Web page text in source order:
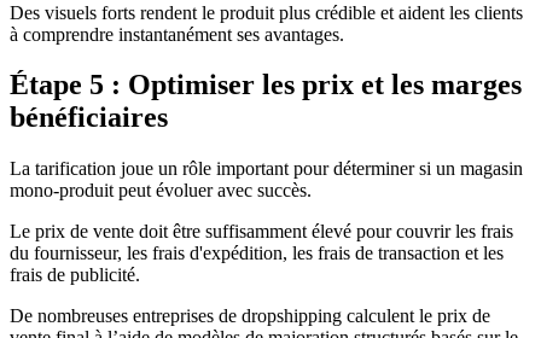
Des visuels forts rendent le produit plus crédible et aident les clients
à comprendre instantanément ses avantages.
Étape 5 : Optimiser les prix et les marges
bénéficiaires
La tarification joue un rôle important pour déterminer si un magasin
mono-produit peut évoluer avec succès.
Le prix de vente doit être suffisamment élevé pour couvrir les frais
du fournisseur, les frais d'expédition, les frais de transaction et les
frais de publicité.
De nombreuses entreprises de dropshipping calculent le prix de